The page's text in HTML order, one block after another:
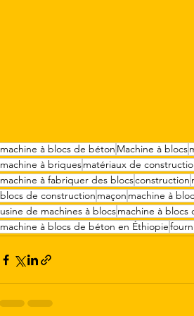
machine à blocs de béton Machine à blocs
machine à briquesmatériaux de
machine à fabriquer des blocsconstruction
blocs de construction maçon machine à
usine de machines à blocsmachine à blocs
machine à blocs de béton en Éthiopie